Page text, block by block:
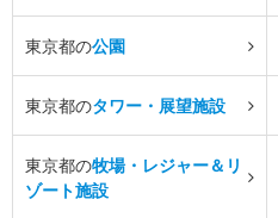
東京都の公園
東京都のタワー・展望施設
東京都の牧場・レジャー＆リ
ゾート施設